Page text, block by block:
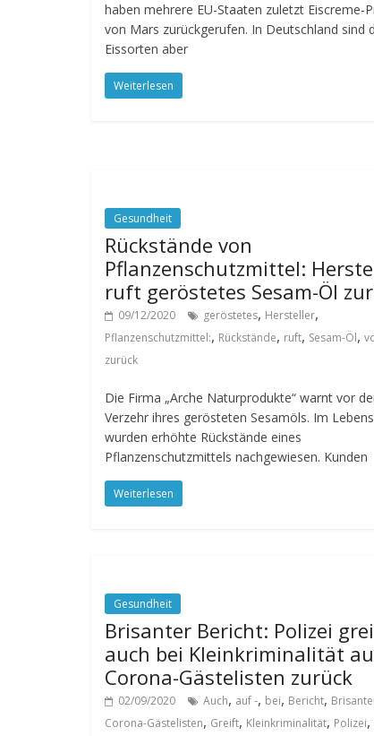
haben mehrere EU-Staaten zuletzt Eiscreme-
von Mars zurückgerufen. In Deutschland sind
Eissorten aber
Weiterlesen
Gesundheit
Rückstände von
Pflanzenschutzmittel:
ruft geröstetes Sesam-Öl
09/12/2020 geröstetes, Hersteller,
Pflanzenschutzmittel:, Rückstände, ruft, Sesam-Öl,
zurück
Die Firma „Arche Naturprodukte“ warnt vor
Verzehr ihres gerösteten Sesamöls. Im
wurden erhöhte Rückstände eines
Pflanzenschutzmittels nachgewiesen. Kunden
Weiterlesen
Gesundheit
Brisanter Bericht: Polizei
auch bei Kleinkriminalität
Corona-Gästelisten zurück
02/09/2020 Auch, auf -, bei, Bericht,
Corona-Gästelisten, Greift, Kleinkriminalität, Polizei,